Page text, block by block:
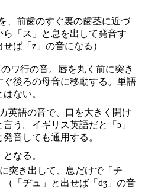
、前歯のすぐ裏の歯茎に近づ
ら「ス」と息を出して発音す
ば「z」の音になる）
のワ行の音。唇を丸く前に突き
ぐ後ろの母音に移動する。単語
ない。
英語の音で、口を大きく開け
う。イギリス英語だと「ɔ」
音しても通用する。
なる。
に突き出して、息だけで「チ
（「ヂュ」と出せば「dʒ」の音